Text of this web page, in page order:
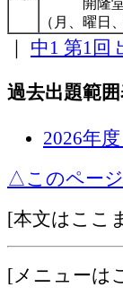
開隆堂
（月、曜日
｜ 中1 第1回
過去出題範
2026年
△このペー
[本文はここ
[メニューは